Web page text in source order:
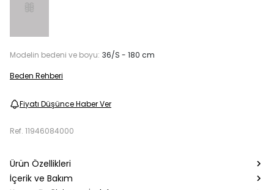
Modelin bedeni ve boyu: 36/S - 180 cm
Beden Rehberi
Fiyatı Düşünce Haber Ver
Ref. 11946084000
Ürün Özellikleri
İçerik ve Bakım